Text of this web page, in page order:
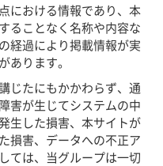
における情報であり、本
ることなく名称や内容な
経過により掲載情報が実
あります。
じたにもかかわらず、通
害が生じてシステムの中
生した損害、本サイトが
損害、データへの不正ア
ては、当グループは一切